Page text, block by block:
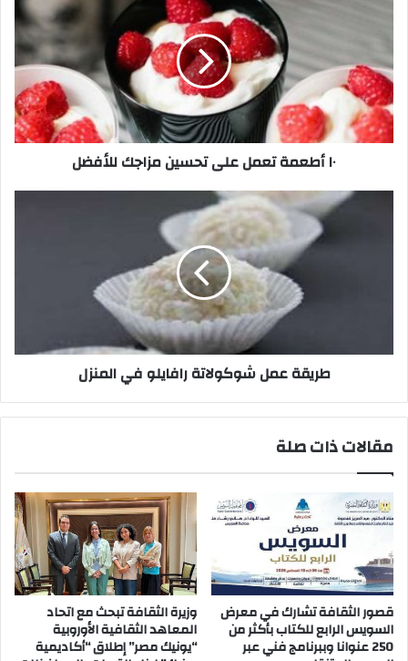
تحسين
مزاجك
للأفضل
١٠ أطعمة تعمل على تحسين مزاجك للأفضل
طريقة عمل شوكولاتة رافايلو في المنزل
مقالات ذات صلة
قصور الثقافة تشارك في معرض
السويس الرابع للكتاب بأكثر من
250 عنوانا وببرنامج فني عبر
وزيرة الثقافة تبحث مع اتحاد
المعاهد الثقافية الأوروبية
“يونيك مصر” إطلاق “أكاديمية